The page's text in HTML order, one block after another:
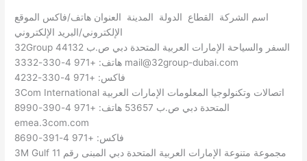
اسم الشركة القطاع الدولة المدينة العنوان هاتف/فاكس الموقع
الإلكتروني/البريد الإلكتروني
32Group السفر والسياحة الإمارات العربية المتحدة دبي ص.ب 44132
mail@32group-dubai.com
فاكس: +971 4-330-4232
3Com International اتصالات وتكنولوجيا المعلومات الإمارات العربية
المتحدة دبي ص.ب 53657 هاتف: +971 4-390-8990
emea.3com.com
فاكس: +971 4-391-8690
3M Gulf مجموعة متنوعة الإمارات العربية المتحدة دبي المبنى رقم 11